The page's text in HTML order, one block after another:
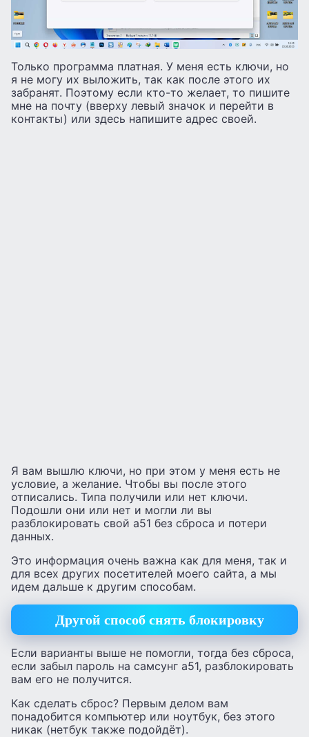
Только программа платная. У меня есть ключи, но
я не могу их выложить, так как после этого их
забранят. Поэтому если кто-то желает, то пишите
мне на почту (вверху левый значок и перейти в
контакты) или здесь напишите адрес своей.
Я вам вышлю ключи, но при этом у меня есть не
условие, а желание. Чтобы вы после этого
отписались. Типа получили или нет ключи.
Подошли они или нет и могли ли вы
разблокировать свой а51 без сброса и потери
данных.
Это информация очень важна как для меня, так и
для всех других посетителей моего сайта, а мы
идем дальше к другим способам.
Другой способ снять блокировку
Если варианты выше не помогли, тогда без сброса,
если забыл пароль на самсунг а51, разблокировать
вам его не получится.
Как сделать сброс? Первым делом вам
понадобится компьютер или ноутбук, без этого
никак (нетбук также подойдёт).